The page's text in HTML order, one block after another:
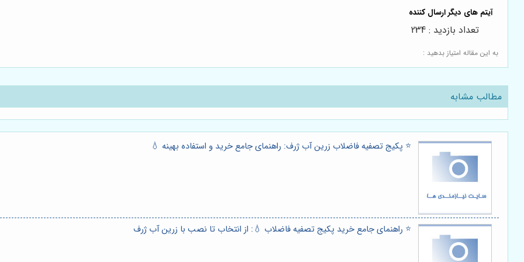
به این مقاله امتیاز بدهید :
تعداد بازدید : 234
مطالب مشابه
⭐️ پکیج تصفیه فاضلاب زرین آب ژرف: راهنمای جامع خرید و استفاده بهینه 💧
⭐️ راهنمای جامع خرید پکیج تصفیه فاضلاب 💧: از انتخاب تا نصب با زرین آب ژرف